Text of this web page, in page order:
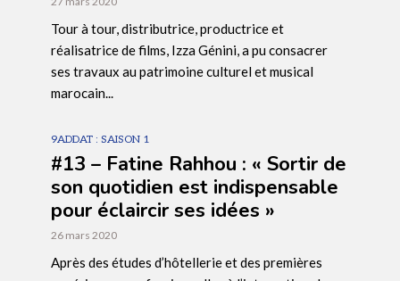
Tour à tour, distributrice, productrice et
réalisatrice de films, Izza Génini, a pu consacrer
ses travaux au patrimoine culturel et musical
marocain...
9ADDAT : SAISON 1
#13 – Fatine Rahhou : « Sortir de
son quotidien est indispensable
pour éclaircir ses idées »
26 mars 2020
Après des études d’hôtellerie et des premières